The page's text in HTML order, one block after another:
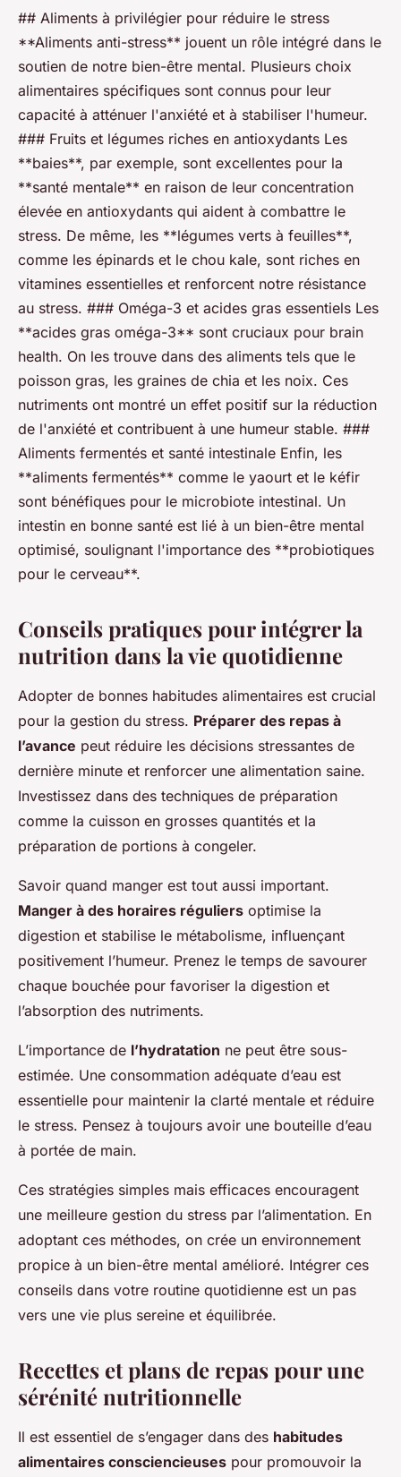
## Aliments à privilégier pour réduire le stress
**Aliments anti-stress** jouent un rôle intégré dans le
soutien de notre bien-être mental. Plusieurs choix
alimentaires spécifiques sont connus pour leur
capacité à atténuer l'anxiété et à stabiliser l'humeur.
### Fruits et légumes riches en antioxydants Les
**baies**, par exemple, sont excellentes pour la
**santé mentale** en raison de leur concentration
élevée en antioxydants qui aident à combattre le
stress. De même, les **légumes verts à feuilles**,
comme les épinards et le chou kale, sont riches en
vitamines essentielles et renforcent notre résistance
au stress. ### Oméga-3 et acides gras essentiels Les
**acides gras oméga-3** sont cruciaux pour brain
health. On les trouve dans des aliments tels que le
poisson gras, les graines de chia et les noix. Ces
nutriments ont montré un effet positif sur la réduction
de l'anxiété et contribuent à une humeur stable. ###
Aliments fermentés et santé intestinale Enfin, les
**aliments fermentés** comme le yaourt et le kéfir
sont bénéfiques pour le microbiote intestinal. Un
intestin en bonne santé est lié à un bien-être mental
optimisé, soulignant l'importance des **probiotiques
pour le cerveau**.
Conseils pratiques pour intégrer la
nutrition dans la vie quotidienne
Adopter de bonnes habitudes alimentaires est crucial
pour la gestion du stress. Préparer des repas à
l’avance peut réduire les décisions stressantes de
dernière minute et renforcer une alimentation saine.
Investissez dans des techniques de préparation
comme la cuisson en grosses quantités et la
préparation de portions à congeler.
Savoir quand manger est tout aussi important.
Manger à des horaires réguliers optimise la
digestion et stabilise le métabolisme, influençant
positivement l’humeur. Prenez le temps de savourer
chaque bouchée pour favoriser la digestion et
l’absorption des nutriments.
L’importance de l’hydratation ne peut être sous-
estimée. Une consommation adéquate d’eau est
essentielle pour maintenir la clarté mentale et réduire
le stress. Pensez à toujours avoir une bouteille d’eau
à portée de main.
Ces stratégies simples mais efficaces encouragent
une meilleure gestion du stress par l’alimentation. En
adoptant ces méthodes, on crée un environnement
propice à un bien-être mental amélioré. Intégrer ces
conseils dans votre routine quotidienne est un pas
vers une vie plus sereine et équilibrée.
Recettes et plans de repas pour une
sérénité nutritionnelle
Il est essentiel de s’engager dans des habitudes
alimentaires consciencieuses pour promouvoir la